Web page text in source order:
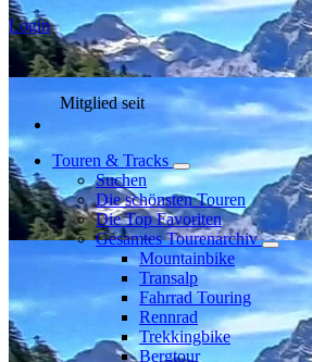
Login
Mitglied seit
Touren & Tracks
Suchen
Die schönsten Touren
Die Top Favoriten
Gesamtes Tourenarchiv
Mountainbike
Transalp
Fahrrad Touring
Rennrad
Trekkingbike
Bergtour